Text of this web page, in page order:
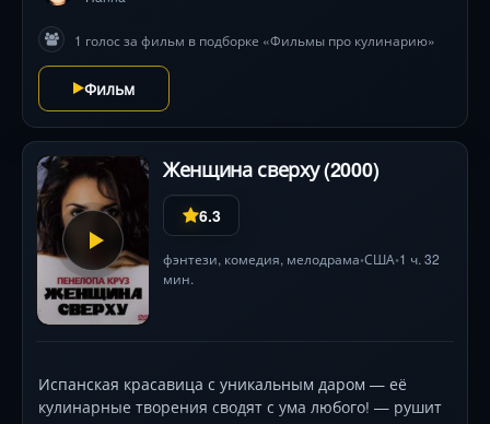
1 голос за фильм в подборке «Фильмы про кулинарию»
Фильм
Женщина сверху (2000)
6.3
фэнтези, комедия, мелодрама•США•1 ч. 32
мин.
Испанская красавица с уникальным даром — её
кулинарные творения сводят с ума любого! — рушит